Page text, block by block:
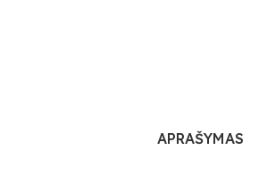
APRAŠYMAS